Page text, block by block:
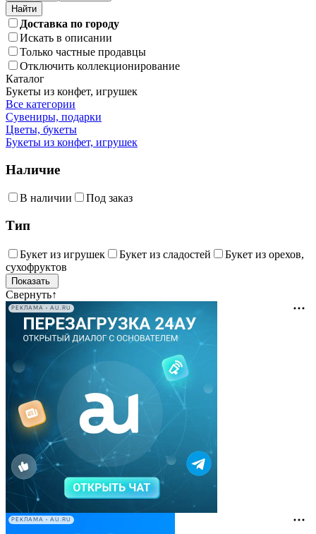
Доставка по городу
Искать в описании
Только частные продавцы
Отключить коллекционирование
Каталог
Букеты из конфет, игрушек
Все категории
Сувениры, подарки
Цветы, букеты
Букеты из конфет, игрушек
Наличие
В наличии Под заказ
Тип
Букет из игрушек Букет из сладостей
Букет из орехов,
сухофруктов
Свернуть↑
РЕКЛАМА • AU.RU
РЕКЛАМА • AU.RU